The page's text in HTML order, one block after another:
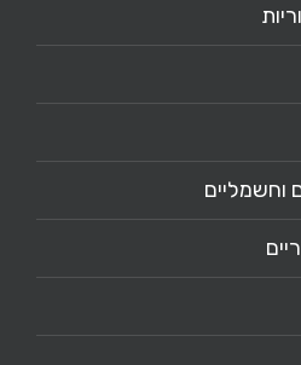
וחשמליים